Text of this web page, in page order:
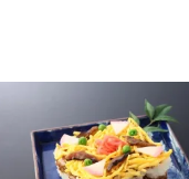
キーワード